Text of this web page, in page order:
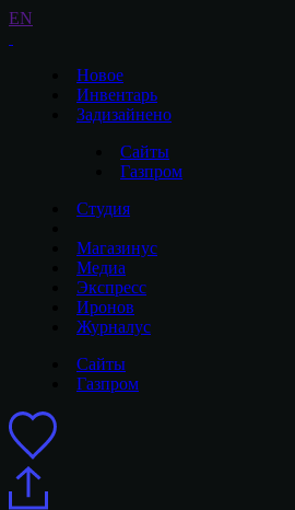
EN
Новое
Инвентарь
Задизайнено
Сайты
Газпром
Студия
Магазинус
Медиа
Экспресс
Иронов
Журналус
Сайты
Газпром